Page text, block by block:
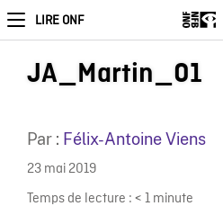
LIRE ONF
JA_Martin_01
Par : Félix-Antoine Viens
23 mai 2019
Temps de lecture : < 1 minute